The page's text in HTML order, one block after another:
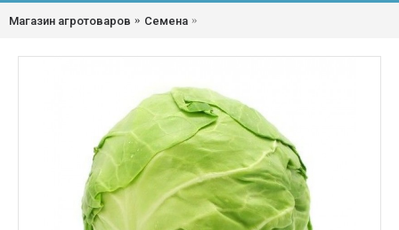
Магазин агротоваров Семена